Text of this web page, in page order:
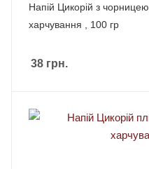
Напій Цикорій з чорницею розчинний Здорове
харчування , 100 гр
38 грн.